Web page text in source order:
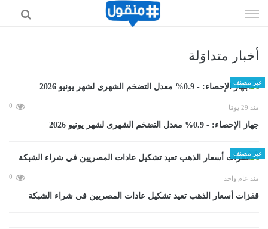
الى
أخبار متداوَلة
غير مصنف
منذ 29 يومًا 0
جهاز الإحصاء: - 0.9% معدل التضخم الشهرى لشهر يونيو 2026
غير مصنف
منذ عام واحد 0
قفزات أسعار الذهب تعيد تشكيل عادات المصريين في شراء الشبكة